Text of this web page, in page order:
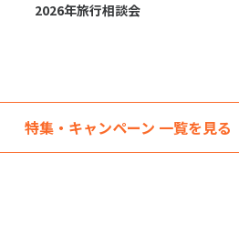
2026年旅行相談会
特集・キャンペーン 一覧を見る